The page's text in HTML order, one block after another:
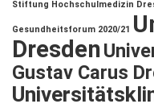
Stiftung Hochschulmedizin
Gesundheitsforum 2020/21
Dresden
Gustav Carus